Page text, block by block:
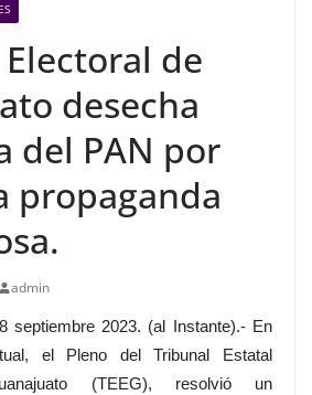
de
desecha
del PAN por
propaganda
admin
septiembre 2023. (al Instante).- En
el Pleno del Tribunal Estatal
(TEEG), resolvió un